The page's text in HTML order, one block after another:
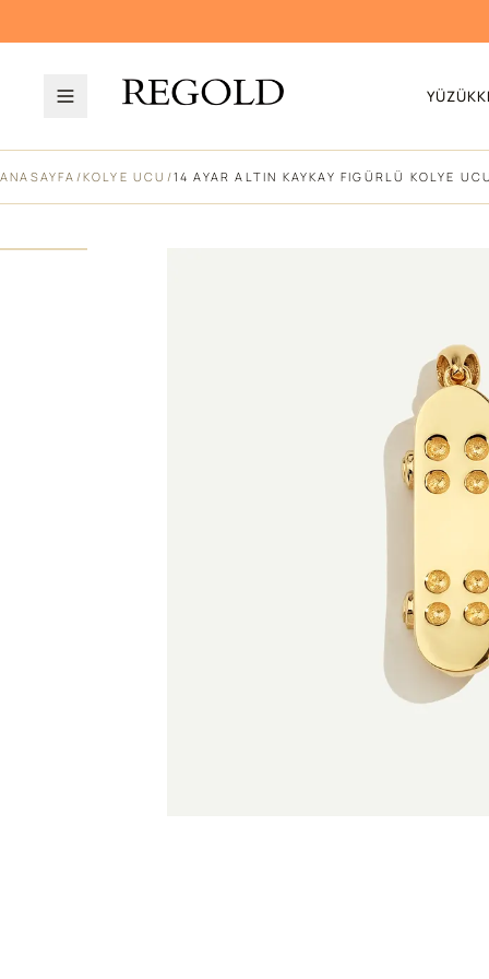
YÜZÜK
ANASAYFA /KOLYE UCU /14 AYAR ALTIN KAYKAY FIGÜRLÜ KOLYE UCU